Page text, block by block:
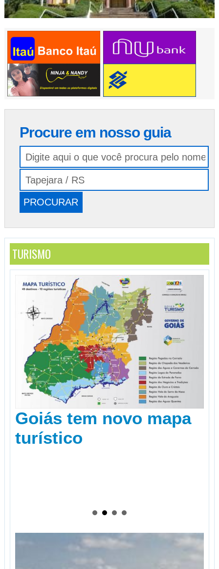
Procure em nosso guia
TURISMO
Goiás tem novo mapa
turístico